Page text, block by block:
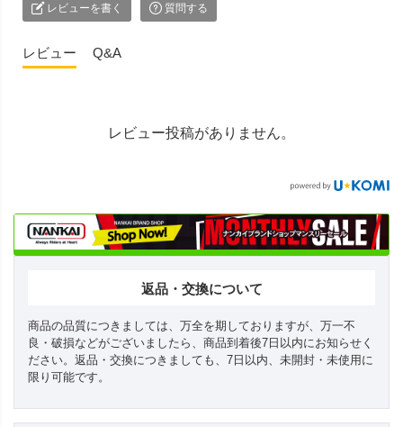
レビューを書く 質問する
レビュー Q&A
レビュー投稿がありません。
返品・交換について
商品の品質につきましては、万全を期しておりますが、万一不
良・破損などがございましたら、商品到着後7日以内にお知らせく
ださい。返品・交換につきましても、7日以内、未開封・未使用に
限り可能です。